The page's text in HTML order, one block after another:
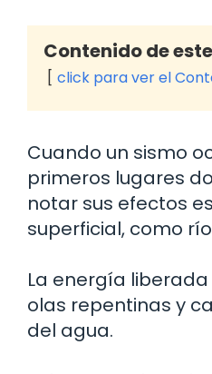
Contenido de
click para ver el
Cuando un sismo
primeros lugares
notar sus efectos
superficial, como
La energía
olas repentinas y
del agua.